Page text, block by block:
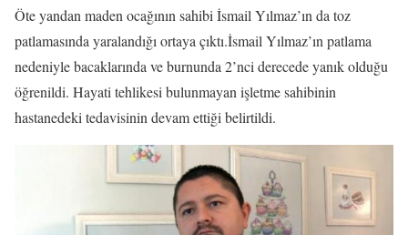
Öte yandan maden ocağının sahibi İsmail Yılmaz’ın da toz
patlamasında yaralandığı ortaya çıktı.İsmail Yılmaz’ın patlama
nedeniyle bacaklarında ve burnunda 2’nci derecede yanık olduğu
öğrenildi. Hayati tehlikesi bulunmayan işletme sahibinin
hastanedeki tedavisinin devam ettiği belirtildi.